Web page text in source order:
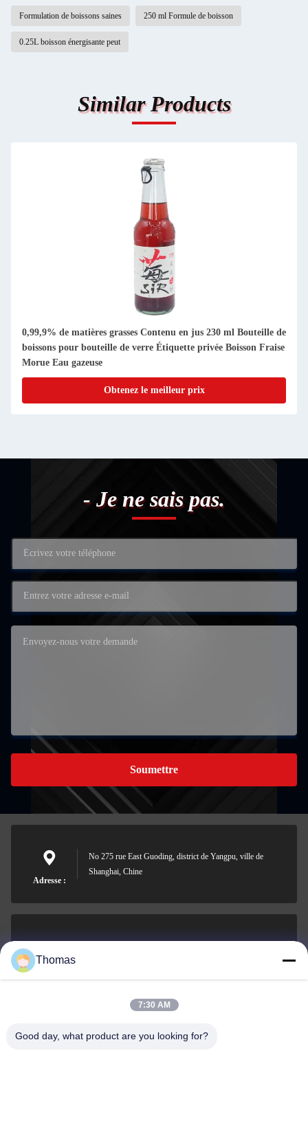
Formulation de boissons saines 250 ml Formule de boisson
0.25L boisson énergisante peut
Similar Products
0,99,9% de matières grasses Contenu en jus 230 ml Bouteille de
boissons pour bouteille de verre Étiquette privée Boisson Fraise
Morue Eau gazeuse
Obtenez le meilleur prix
- Je ne sais pas.
Soumettre
Adresse :
No 275 rue East Guoding, district de Yangpu, ville de
Shanghai, Chine
0086-15921524026
Thomas
7:30 AM
Good day, what product are you looking for?